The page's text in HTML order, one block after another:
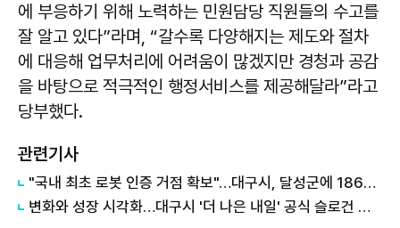
에 부응하기 위해 노력하는 민원담당 직원들의 수고를
잘 알고 있다”라며, “갈수록 다양해지는 제도와 절차
에 대응해 업무처리에 어려움이 많겠지만 경청과 공감
을 바탕으로 적극적인 행정서비스를 제공해달라”라고
당부했다.
관련기사
"국내 최초 로봇 인증 거점 확보"…대구시, 달성군에 186억 투입해 휴머노이드 센터 구축
변화와 성장 시각화…대구시 '더 나은 내일' 공식 슬로건 디자인 공개